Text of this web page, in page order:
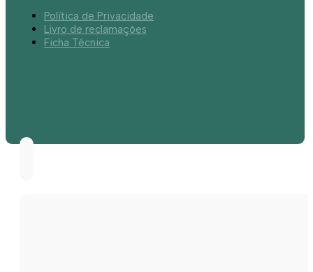
Política de Privacidade
Livro de reclamações
Ficha Técnica